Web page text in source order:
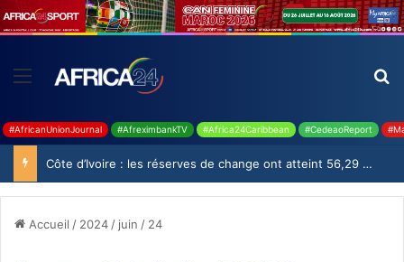
#AfricanUnionJournal #AfreximbankTV #Africa24Caribbean #CedeaoReport
Côte d’Ivoire : les réserves de change ont atteint 56,29 milliards USD en juillet
Accueil / 2024 / juin / 24